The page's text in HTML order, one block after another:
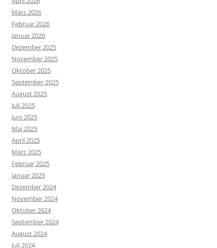
März 2026
Februar 2026
Januar 2026
Dezember 2025
November 2025
Oktober 2025
September 2025
August 2025
Juli 2025
Juni 2025
Mai 2025
April 2025
März 2025
Februar 2025
Januar 2025
Dezember 2024
November 2024
Oktober 2024
September 2024
August 2024
Juli 2024